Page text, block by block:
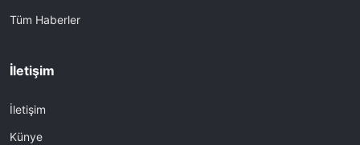
Tüm Haberler
İletişim
İletişim
Künye